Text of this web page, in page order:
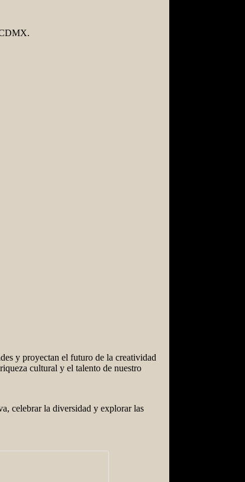
y proyectan el futuro de la creatividad
cultural y el talento de nuestro
celebrar la diversidad y explorar las